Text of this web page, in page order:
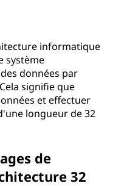
informatique
système
données par
signifie que
et effectuer
longueur de 32
de
32